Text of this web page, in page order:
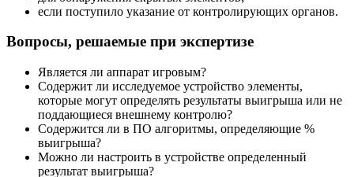
если поступило указание от контролирующих органов.
Вопросы, решаемые при экспертизе
Является ли аппарат игровым?
Содержит ли исследуемое устройство элементы,
которые могут определять результаты выигрыша или не
поддающиеся внешнему контролю?
Содержится ли в ПО алгоритмы, определяющие %
выигрыша?
Можно ли настроить в устройстве определенный
результат выигрыша?